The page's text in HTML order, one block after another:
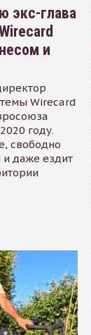
экс-глава
и
Wirecard
году.
свободно
даже ездит